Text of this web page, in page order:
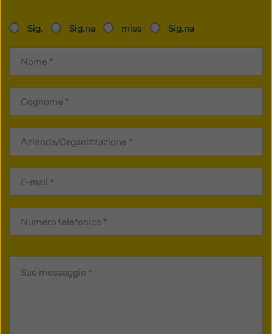
Sig. Sig.na miss Sig.na